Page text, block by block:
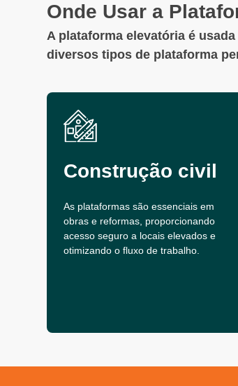
Onde Usar a
A plataforma elevatória é
diversos tipos de plataforma
Construção civil
As plataformas são essenciais em
obras e reformas, proporcionando
acesso seguro a locais elevados e
otimizando o fluxo de trabalho.